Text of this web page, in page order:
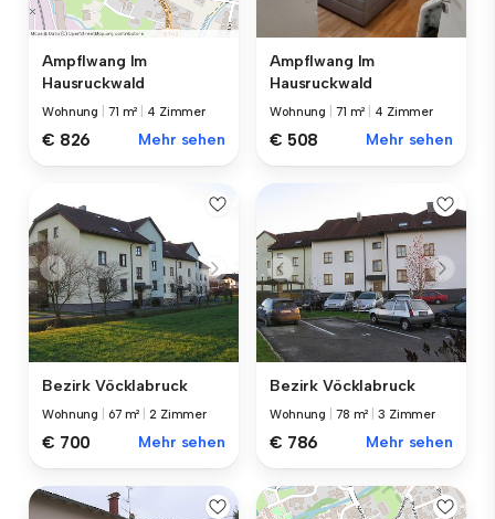
Ampflwang Im
Hausruckwald
Wohnung 71 m² 4 Zimmer
€ 826 Mehr sehen
Ampflwang Im
Hausruckwald
Wohnung 71 m² 4 Zimmer
€ 508 Mehr sehen
Bezirk Vöcklabruck
Wohnung 67 m² |2 Zimmer
€ 700 Mehr sehen
Bezirk Vöcklabruck
Wohnung 78 m² |3 Zimmer
€ 786 Mehr sehen